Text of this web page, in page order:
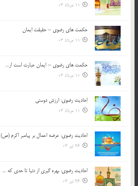
11 مرداد 03
حکمت های رضوی – حقیقت ایمان
11 مرداد 03
حکمت های رضوی – ایمان عبارت است از…
11 مرداد 03
احادیث رضوی: ارزش دوستی
11 مرداد 03
احادیث رضوی: عرضه اعمال بر پیامبر اکرم (ص)
26 تیر 03
احادیث رضوی: بهره گیری از دنیا تا حدی که …
26 تیر 03